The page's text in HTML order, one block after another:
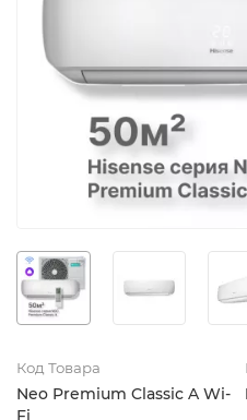
Код Товара
Neo Premium Classic A Wi-
Fi